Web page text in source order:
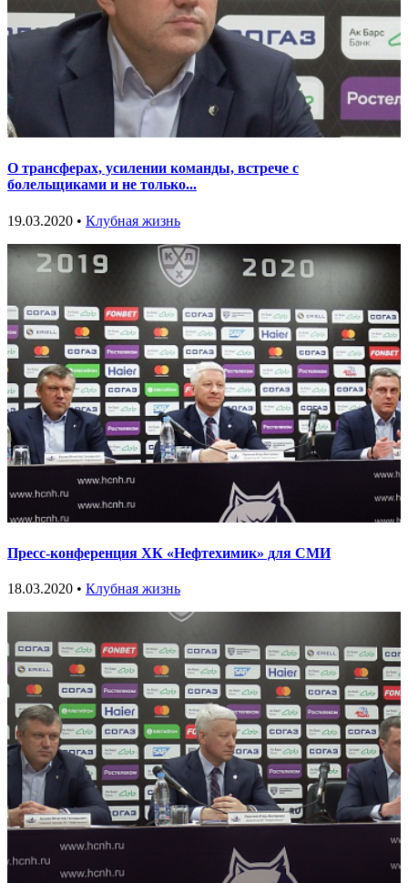
О трансферах, усилении команды, встрече с
болельщиками и не только...
19.03.2020 • Клубная жизнь
Пресс-конференция ХК «Нефтехимик» для СМИ
18.03.2020 • Клубная жизнь